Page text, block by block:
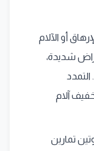
أو الآلام
شديدة،
آلام
تمارين